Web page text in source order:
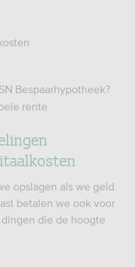
Bespaarhypotheek?
rente
opslagen als we geld
betalen we ook voor
die de hoogte